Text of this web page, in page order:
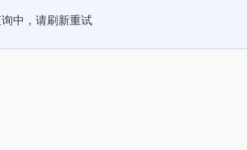
中，请刷新重试